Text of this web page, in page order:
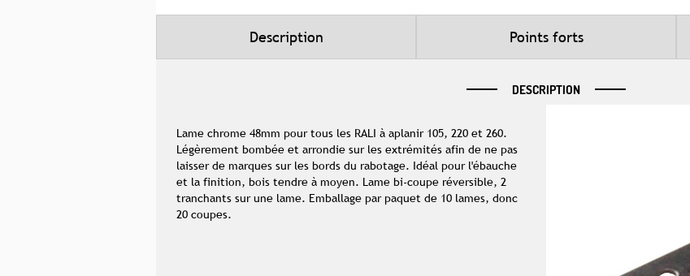
Description Points forts
DESCRIPTION
Lame chrome 48mm pour tous les RALI à aplanir 105, 220 et 260.
Légèrement bombée et arrondie sur les extrémités afin de ne pas
laisser de marques sur les bords du rabotage. Idéal pour l'ébauche
et la finition, bois tendre à moyen. Lame bi-coupe réversible, 2
tranchants sur une lame. Emballage par paquet de 10 lames, donc
20 coupes.